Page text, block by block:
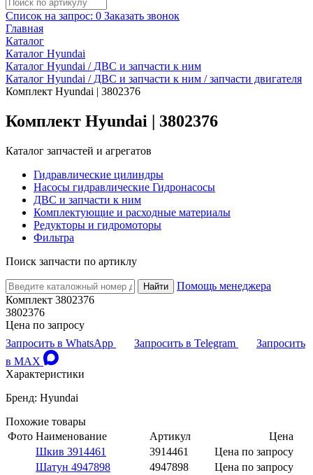
Список на запрос: 0 Заказать звонок
Главная
Каталог
Каталог Hyundai
Каталог Hyundai / ДВС и запчасти к ним
Каталог Hyundai / ДВС и запчасти к ним / запчасти двигателя
Комплект Hyundai | 3802376
Комплект Hyundai | 3802376
Каталог запчастей и агрегатов
Гидравлические цилиндры
Насосы гидравлические Гидронасосы
ДВС и запчасти к ним
Комплектующие и расходные материалы
Редукторы и гидромоторы
Фильтра
Поиск запчасти по артиклу
Найти
Помощь менеджера
Комплект 3802376
3802376
Цена по запросу
Запросить в WhatsApp
Запросить в Telegram
Запросить
в MAX
Характеристики
Бренд: Hyundai
Похожие товары
Фото Наименование Артикул
Цена
Шкив 3914461
3914461
Цена по запросу
Шатун 4947898
4947898
Цена по запросу